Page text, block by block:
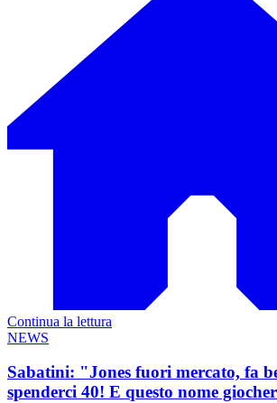
Continua la lettura
NEWS
Sabatini: "Jones fuori mercato, fa
spenderci 40! E questo nome